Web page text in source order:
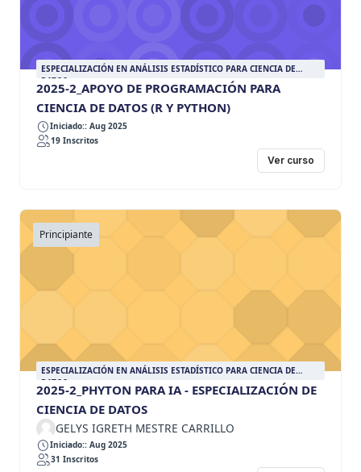
ESPECIALIZACIÓN EN ANÁLISIS ESTADÍSTICO PARA CIENCIA DE
DATOS
2025-2_APOYO DE PROGRAMACIÓN PARA
CIENCIA DE DATOS (R Y PYTHON)
Iniciado:: Aug 2025
19 Inscritos
Ver curso
Principiante
ESPECIALIZACIÓN EN ANÁLISIS ESTADÍSTICO PARA CIENCIA DE
DATOS
2025-2_PHYTON PARA IA - ESPECIALIZACIÓN DE
CIENCIA DE DATOS
GELYS IGRETH MESTRE CARRILLO
Iniciado:: Aug 2025
31 Inscritos